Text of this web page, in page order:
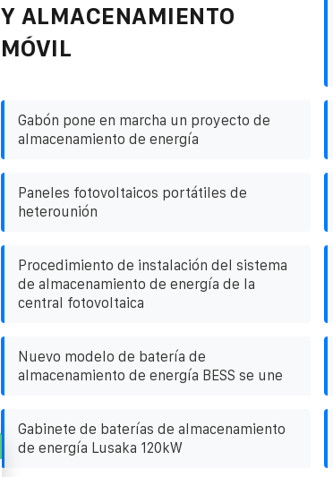
Y ALMACENAMIENTO
MÓVIL
Gabón pone en marcha un proyecto de
almacenamiento de energía
Paneles fotovoltaicos portátiles de
heterounión
Procedimiento de instalación del sistema
de almacenamiento de energía de la
central fotovoltaica
Nuevo modelo de batería de
almacenamiento de energía BESS se une
Gabinete de baterías de almacenamiento
de energía Lusaka 120kW